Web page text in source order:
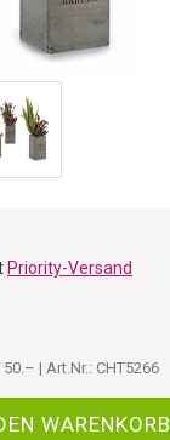
Priority-Versand
50.– | Art.Nr.: CHT5266
WARENKORB